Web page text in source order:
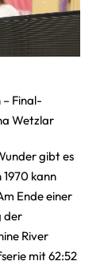
– Final-
Wetzlar
gibt es
kann
Ende einer
der
River
mit 62:52